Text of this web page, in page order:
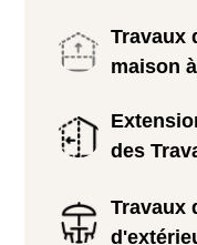
Travaux
maison
des
Travaux